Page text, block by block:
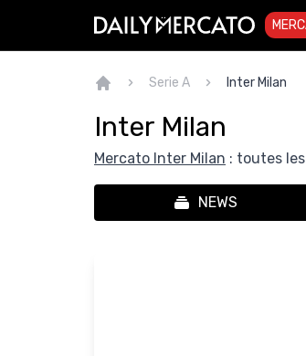
Serie A Inter Milan
Inter Milan
Mercato Inter Milan : toutes
NEWS